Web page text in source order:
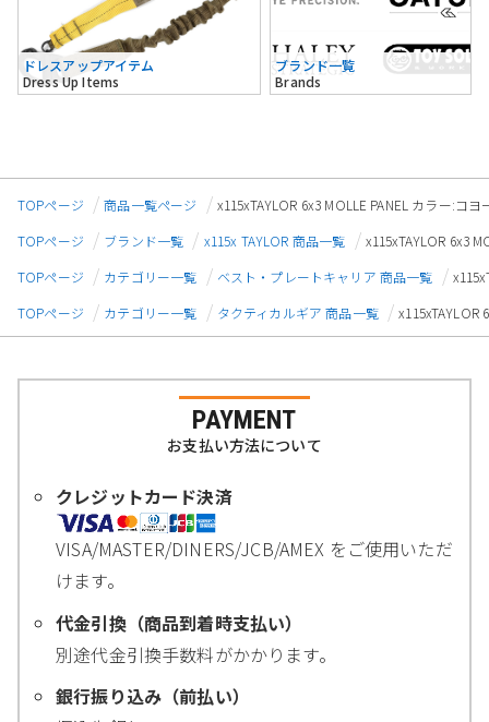
ドレスアップアイテム
Dress Up Items
ブランド一覧
Brands
TOPページ 商品一覧ページ
x115xTAYLOR 6x3 MOLLE PANEL カラー:コ
TOPページ
ブランド一覧 x115x TAYLOR 商品一覧
x115xTAYLOR 6x3
TOPページ
カテゴリー一覧 ベスト・プレートキャリア 商品一覧
TOPページ
カテゴリー一覧 タクティカルギア 商品一覧 x115xTAYLOR
PAYMENT
お支払い方法について
クレジットカード決済
VISA/MASTER/DINERS/JCB/AMEX をご使用いただ
けます。
代金引換（商品到着時支払い）
別途代金引換手数料がかかります。
銀行振り込み（前払い）